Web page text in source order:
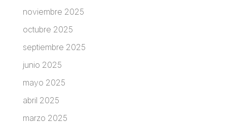
noviembre 2025
octubre 2025
septiembre 2025
junio 2025
mayo 2025
abril 2025
marzo 2025